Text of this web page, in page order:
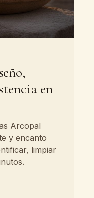
en
Arcopal
y encanto
limpiar